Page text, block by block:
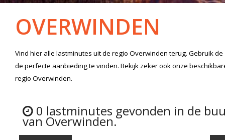
OVERWINDEN
Vind hier alle lastminutes uit de regio Overwindenterug. Gebruik
de perfecte aanbieding te vinden. Bekijk zeker ook onze
regio Overwinden.
0 lastminutes gevonden in de
van Overwinden.